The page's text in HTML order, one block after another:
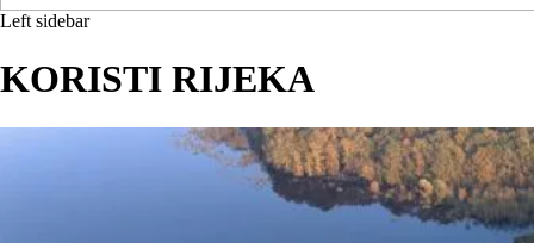
Left sidebar
KORISTI RIJEKA